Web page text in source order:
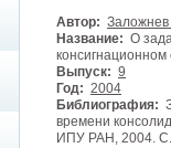
Автор:
Название: О
консигнационном
Выпуск: 9
Год: 2004
Библиография:
времени
ИПУ РАН, 2004.